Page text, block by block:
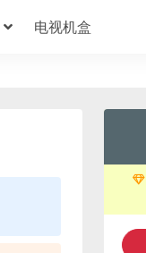
电视机盒